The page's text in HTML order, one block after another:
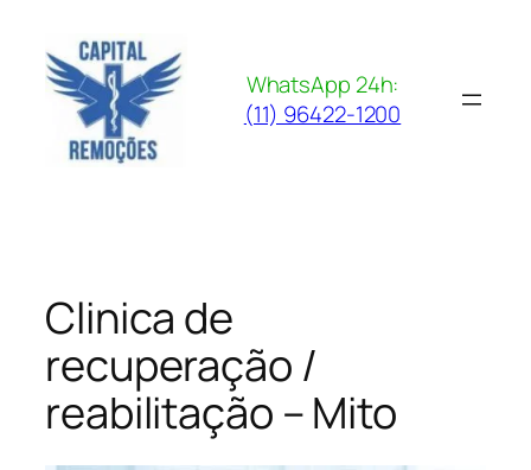
para
conteúdo
WhatsApp 24h:
(11) 96422-1200
Clinica de
recuperação /
reabilitação – Mito